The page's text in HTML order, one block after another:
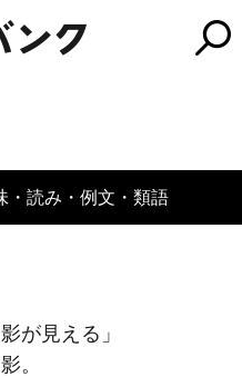
・読み・例文・類語
が見える」
。